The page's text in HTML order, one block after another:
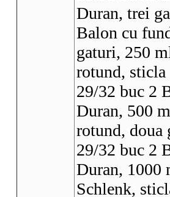
Duran, trei
Balon cu
gaturi, 250
rotund,
29/32 buc 2
Duran, 500
rotund, doua
29/32 buc 2
Duran, 1000
Schlenk,